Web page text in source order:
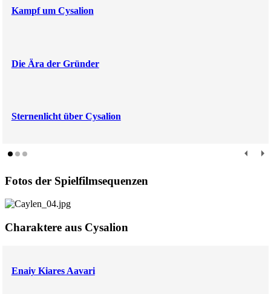
Kampf um Cysalion
Die Ära der Gründer
Sternenlicht über Cysalion
Fotos der Spielfilmsequenzen
Charaktere aus Cysalion
Enaiy Kiares Aavari